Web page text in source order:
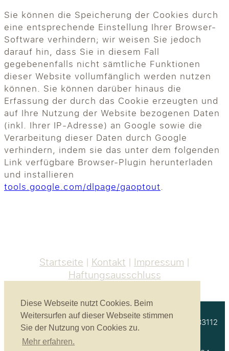
Diese Webseite nutzt Cookies. Beim
Weitersurfen auf dieser Webseite stimmen
Sie der Nutzung von Cookies zu.
Mehr erfahren.
Sie können die Speicherung der Cookies durch
eine entsprechende Einstellung Ihrer Browser-
Software verhindern; wir weisen Sie jedoch
darauf hin, dass Sie in diesem Fall
gegebenenfalls nicht sämtliche Funktionen
dieser Website vollumfänglich werden nutzen
können. Sie können darüber hinaus die
Erfassung der durch das Cookie erzeugten und
auf Ihre Nutzung der Website bezogenen Daten
(inkl. Ihrer IP-Adresse) an Google sowie die
Verarbeitung dieser Daten durch Google
verhindern, indem sie das unter dem folgenden
Link verfügbare Browser-Plugin herunterladen
und installieren
tools.google.com/dlpage/gaoptout.
Startseite Kontakt
Impressum
Haftungsausschluss
Akustikbau Heinrich GmbH | Unterprienmühle 4 a | 83112
Frasdorf